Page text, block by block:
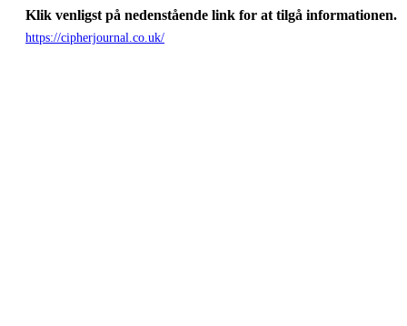
Klik venligst på nedenstående link for at tilgå informationen.
https://cipherjournal.co.uk/